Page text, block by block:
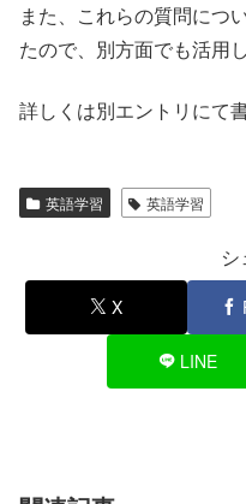
また、これらの質問につ
たので、別方面でも活用
詳しくは別エントリにて
英語学習 英語学習
X
LINE